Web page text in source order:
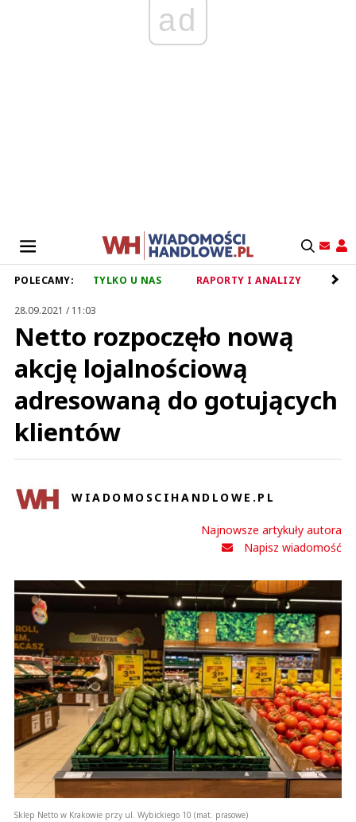
ad
POLECAMY: TYLKO U NAS RAPORTY I ANALIZY
28.09.2021 / 11:03
Netto rozpoczęło nową
akcję lojalnościową
adresowaną do gotujących
klientów
WIADOMOSCIHANDLOWE.PL
Najnowsze artykuły autora
Napisz wiadomość
Sklep Netto w Krakowie przy ul. Wybickiego 10 (mat. prasowe)